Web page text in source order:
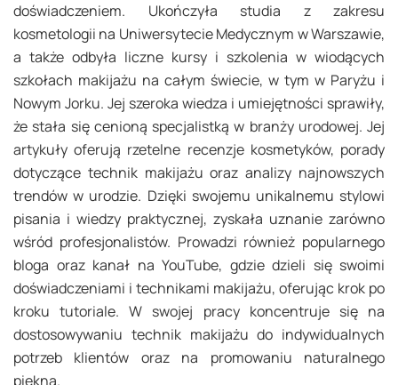
doświadczeniem. Ukończyła studia z zakresu
kosmetologii na Uniwersytecie Medycznym w Warszawie,
a także odbyła liczne kursy i szkolenia w wiodących
szkołach makijażu na całym świecie, w tym w Paryżu i
Nowym Jorku. Jej szeroka wiedza i umiejętności sprawiły,
że stała się cenioną specjalistką w branży urodowej. Jej
artykuły oferują rzetelne recenzje kosmetyków, porady
dotyczące technik makijażu oraz analizy najnowszych
trendów w urodzie. Dzięki swojemu unikalnemu stylowi
pisania i wiedzy praktycznej, zyskała uznanie zarówno
wśród profesjonalistów. Prowadzi również popularnego
bloga oraz kanał na YouTube, gdzie dzieli się swoimi
doświadczeniami i technikami makijażu, oferując krok po
kroku tutoriale. W swojej pracy koncentruje się na
dostosowywaniu technik makijażu do indywidualnych
potrzeb klientów oraz na promowaniu naturalnego
piękna.